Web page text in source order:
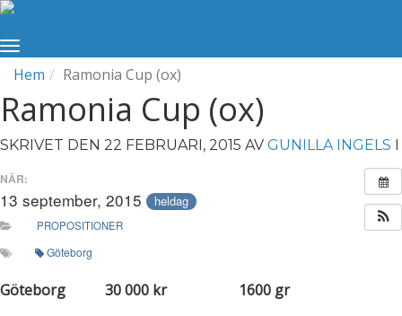
Hem Ramonia Cup (ox)
Ramonia Cup (ox)
SKRIVET DEN 22 FEBRUARI, 2015 AV GUNILLA INGELS I
NÄR:
13 september, 2015 heldag
PROPOSITIONER
Göteborg
Göteborg 30 000 kr 1600 gr